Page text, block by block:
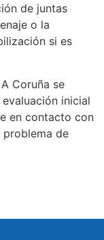
de juntas
o la
si es
Coruña se
inicial
en contacto con
problema de